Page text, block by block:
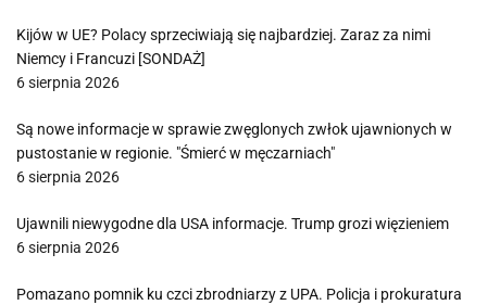
Kijów w UE? Polacy sprzeciwiają się najbardziej. Zaraz za nimi
Niemcy i Francuzi [SONDAŻ]
6 sierpnia 2026
Są nowe informacje w sprawie zwęglonych zwłok ujawnionych w
pustostanie w regionie. "Śmierć w męczarniach"
6 sierpnia 2026
Ujawnili niewygodne dla USA informacje. Trump grozi więzieniem
6 sierpnia 2026
Pomazano pomnik ku czci zbrodniarzy z UPA. Policja i prokuratura